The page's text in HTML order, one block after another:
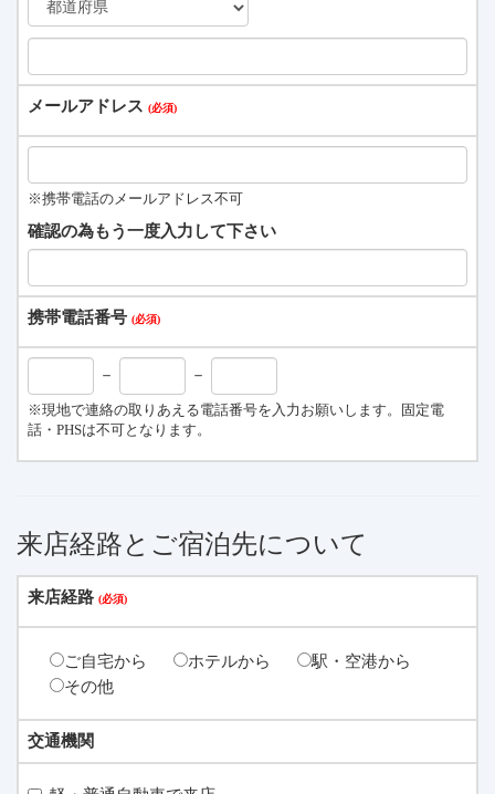
メールアドレス
※携帯電話のメールアドレス不可
確認の為もう一度入力して下さい
携帯電話番号
－ －
※現地で連絡の取りあえる電話番号を入力お願いします。固定電
話・PHSは不可となります。
来店経路とご宿泊先について
来店経路
ご自宅から ホテルから
駅・空港から
その他
交通機関